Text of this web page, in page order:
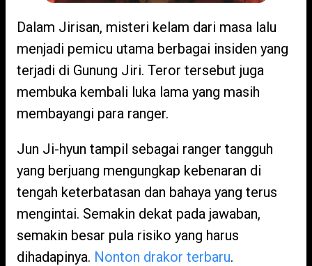
Dalam Jirisan, misteri kelam dari masa lalu
menjadi pemicu utama berbagai insiden yang
terjadi di Gunung Jiri. Teror tersebut juga
membuka kembali luka lama yang masih
membayangi para ranger.
Jun Ji-hyun tampil sebagai ranger tangguh
yang berjuang mengungkap kebenaran di
tengah keterbatasan dan bahaya yang terus
mengintai. Semakin dekat pada jawaban,
semakin besar pula risiko yang harus
dihadapinya. Nonton drakor terbaru.